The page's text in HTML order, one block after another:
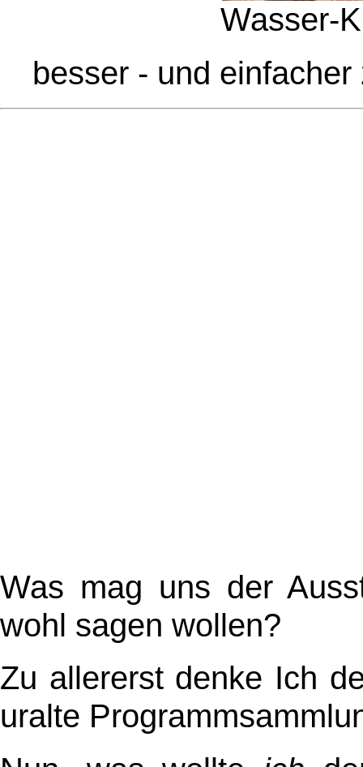
Wasser-
besser - und einfacher
Was mag uns der
wohl sagen wollen?
Zu allererst denke Ich
uralte